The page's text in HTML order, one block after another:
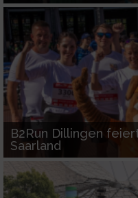
B2Run Dillingen
Saarland